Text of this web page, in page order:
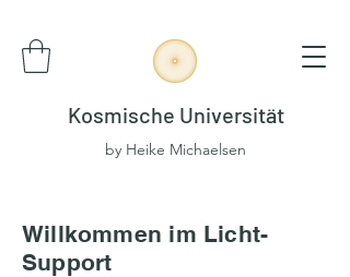
Kosmische Universität
by Heike Michaelsen
Willkommen im Licht-
Support